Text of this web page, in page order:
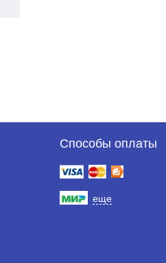
Способы оплаты
еще